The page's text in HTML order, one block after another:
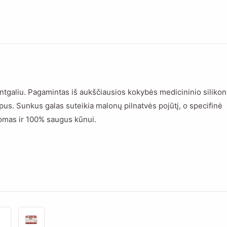
Pagamintas iš aukščiausios kokybės medicininio
Sunkus galas suteikia malonų pilnatvės pojūtį, o specifinė
ir 100% saugus kūnui.